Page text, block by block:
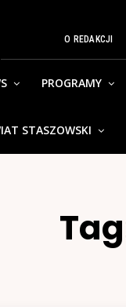
O REDAKCJI
PROGRAMY
STASZOWSKI